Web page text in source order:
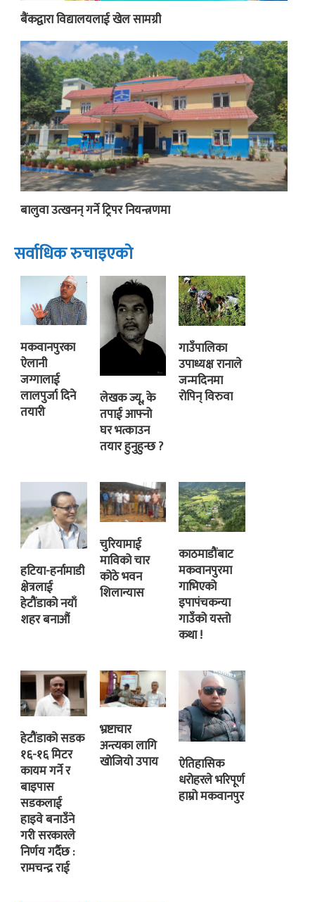
बैंकद्वारा विद्यालयलाई खेल सामग्री
बालुवा उत्खनन् गर्ने ट्रिपर नियन्त्रणमा
सर्वाधिक रुचाइएको
मकवानपुरका
ऐलानी
जग्गालाई
लालपुर्जा दिने
तयारी
लेखक ज्यू, के
तपाई आफ्नो
घर भत्काउन
तयार हुनुहुन्छ ?
गाउँपालिका
उपाध्यक्ष रानाले
जन्मदिनमा
रोपिन् विरुवा
हटिया-हर्नामाडी
क्षेत्रलाई
हेटौंडाको नयाँ
शहर बनाऔं
चुरियामाई
माविको चार
कोठे भवन
शिलान्यास
काठमाडौंबाट
मकवानपुरमा
गाभिएको
इपापंचकन्या
गाउँको यस्तो
कथा !
हेटौंडाको सडक
१६-१६ मिटर
कायम गर्ने र
बाइपास
सडकलाई
हाइवे बनाउँने
गरी सरकारले
निर्णय गर्दैछ :
रामचन्द्र राई
भ्रष्टाचार
अन्त्यका लागि
खोजियो उपाय
ऐतिहासिक
धरोहरले भरिपूर्ण
हाम्रो मकवानपुर